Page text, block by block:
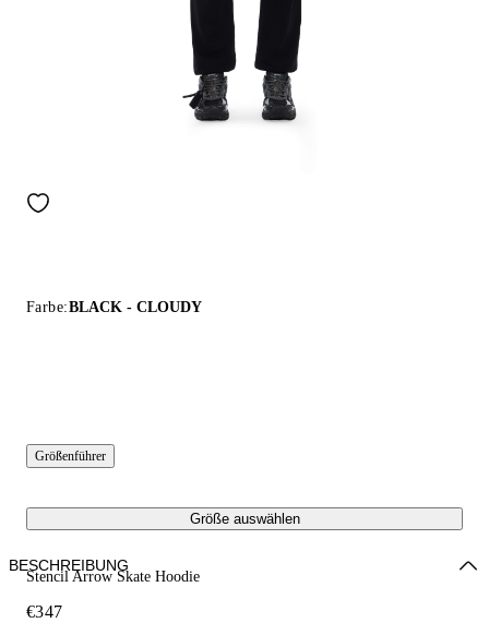
Farbe:BLACK - CLOUDY
Größenführer
Größe auswählen
Stencil Arrow Skate Hoodie
€347
BESCHREIBUNG